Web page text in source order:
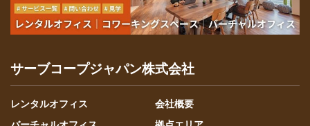
サーブコープジャパン株式会社
レンタルオフィス
会社概要